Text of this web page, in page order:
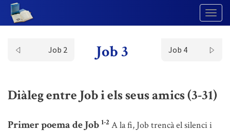
Job 2 Job 3 Job 4
Diàleg entre Job i els seus amics (3-31)
Primer poema de Job 1-2 A la fi, Job trencà el silenci i